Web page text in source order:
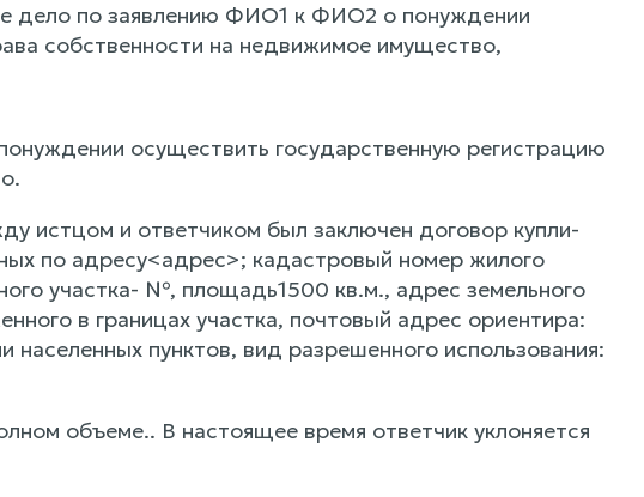
дело по заявлению ФИО1 к ФИО2 о понуждении
собственности на недвижимое имущество,
осуществить государственную регистрацию
истцом и ответчиком был заключен договор купли-
по адресу<адрес>; кадастровый номер жилого
участка- №, площадь1500 кв.м., адрес земельного
в границах участка, почтовый адрес ориентира:
пунктов, вид разрешенного использования:
объеме.. В настоящее время ответчик уклоняется